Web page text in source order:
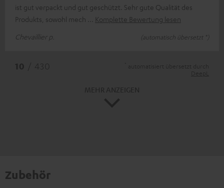
ist gut verpackt und gut geschützt. Sehr gute Qualität des
Produkts, sowohl mech
Komplette Bewertung lesen
Chevaillier p.
(automatisch übersetzt *)
Zubehör